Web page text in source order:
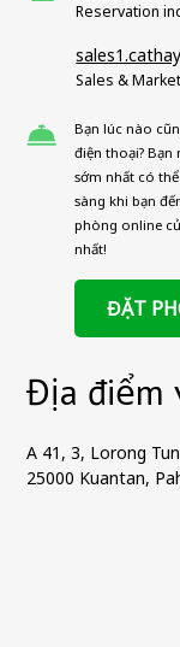
Reservation
Sales &
Bạn lúc nào
điện thoại?
sớm nhất có
sàng khi bạn
phòng online
nhất!
ĐẶT
Địa điểm
A 41, 3, Lorong
25000 Kuantan,